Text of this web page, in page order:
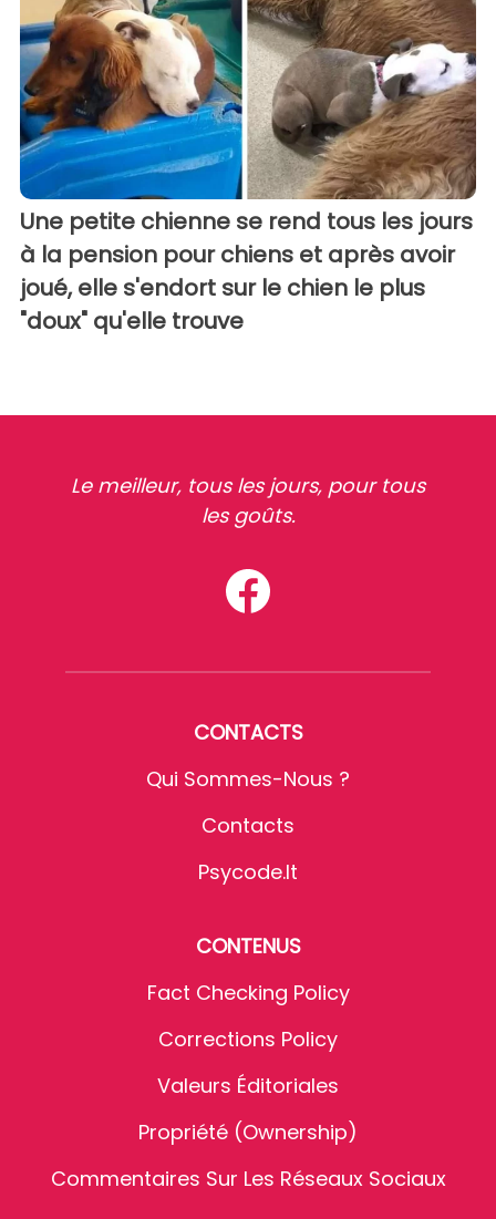
Une petite chienne se rend tous les jours
à la pension pour chiens et après avoir
joué, elle s'endort sur le chien le plus
"doux" qu'elle trouve
Le meilleur, tous les jours, pour tous
les goûts.
CONTACTS
Qui Sommes-Nous ?
Contacts
Psycode.it
CONTENUS
Fact Checking Policy
Corrections Policy
Valeurs Éditoriales
Propriété (Ownership)
Commentaires Sur Les Réseaux Sociaux